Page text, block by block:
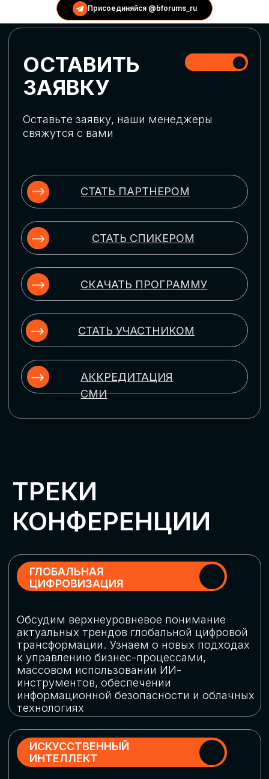
Присоединяйся @bforums_ru
Выясним, как в наши дни уверенно
защищать свой бизнес от киберугроз
ГЛОБАЛЬНАЯ
ЦИФРОВИЗАЦИЯ
актуальных трендов глобальной цифровой
трансформации. Узнаем о новых подходах
массовом использовании ИИ-
инструментов, обеспечении
ИСКУССТВЕННЫЙ
Узнаем как компании адаптируются к
новой ИИ-реальности. Как ИИ-
сотрудники становятся
«полноправными» членами команды, как
ИИ-помощники забирают на себя рутину
и как можно значительно увеличить
производительность без огромных
затрат на нейросети
ЦИФРОВИЗАЦИЯ
МАРКЕТИНГА И ПРОДАЖ
Обменяемся опытом, какие ИИ-решения
в маркетинге и продажах наиболее
рекламными кампаниями показывают
наибольшую эффективность
ЦИФРОВИЗАЦИЯ
УПРАВЛЕНИЯ ПЕРСОНАЛОМ
Рассмотрим управление человеческим
комплексные решения для роста
производительности и кейсы
оптимизации процессов найма,
развития, оценки и удержания
РОБОТИЗАЦИЯ
Узнаем, в каких отраслях ИИ
«материализуется», какие роботы
решают сложные бизнес-задачи, а где
только обсуждают концепции
роботизации и потенциальные бюджеты
на тестирование образцов
ЦИФРОВИЗАЦИЯ
КЛИЕНТСКОГО СЕРВИСА
Разберем кейсы в сфере цифровизации